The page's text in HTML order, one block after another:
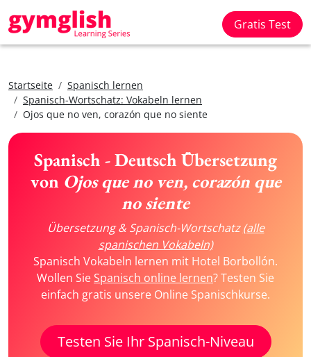
Gratis Test
Startseite
Spanisch lernen
Spanisch-Wortschatz: Vokabeln lernen
Ojos que no ven, corazón que no siente
Spanisch - Deutsch Übersetzung
von Ojos que no ven, corazón que
no siente
Übersetzung & Spanisch-Wortschatz(alle
spanischen Vokabeln)
Spanisch Vokabeln lernen mit Hotel Borbollón.
Wollen SieSpanisch online lernen? Testen Sie
einfach gratis unsere Online Spanischkurse.
Testen Sie Ihr Spanisch-Niveau